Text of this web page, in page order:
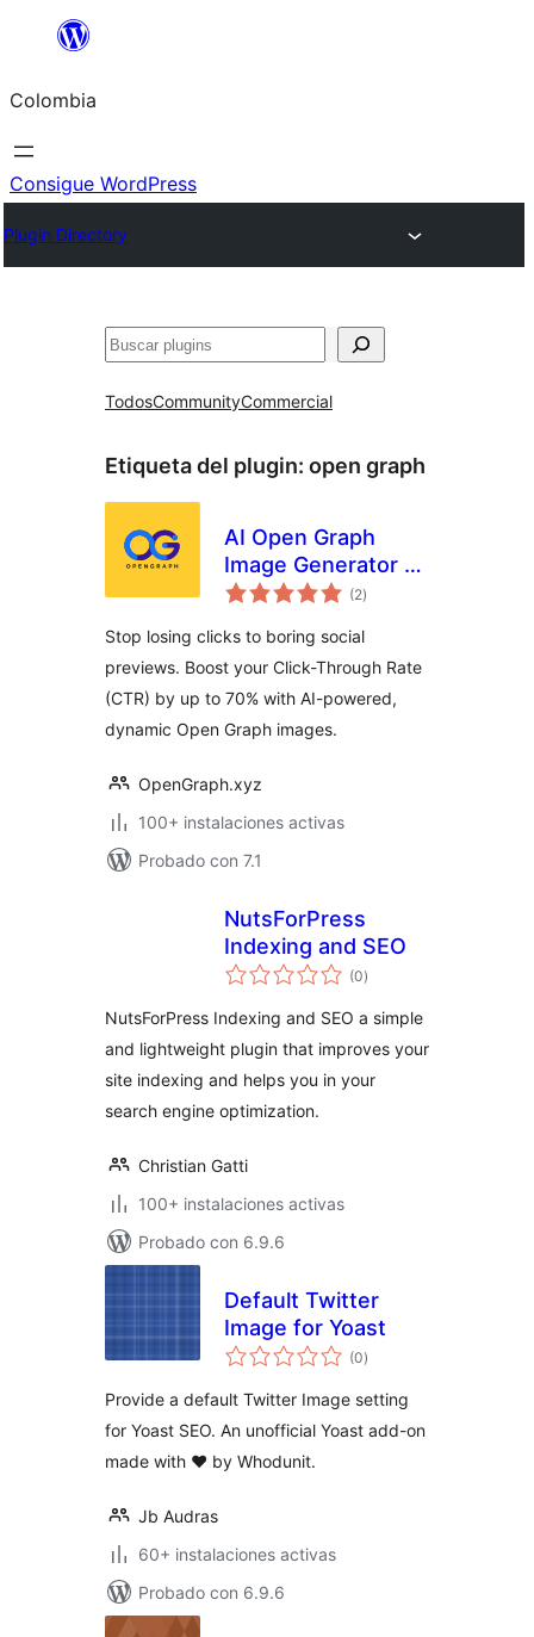
Saltar
contenido
Colombia
Consigue WordPress
Plugin Directory
Buscar
TodosCommunityCommercial
Etiqueta del plugin: open graph
AI Open Graph
Image Generator –
OpenGraph.xyz
(2total
de
)
Stop losing clicks to boring social
previews. Boost your Click-Through Rate
(CTR) by up to 70% with AI-powered,
dynamic Open Graph images.
OpenGraph.xyz
100+ instalaciones activas
Probado con 7.1
NutsForPress
Indexing and SEO
(0total
de
)
NutsForPress Indexing and SEO a simple
and lightweight plugin that improves your
site indexing and helps you in your
search engine optimization.
Christian Gatti
100+ instalaciones activas
Probado con 6.9.6
Default Twitter
Image for Yoast
(0total
de
)
Provide a default Twitter Image setting
for Yoast SEO. An unofficial Yoast add-on
made with ♥️ by Whodunit.
Jb Audras
60+ instalaciones activas
Probado con 6.9.6